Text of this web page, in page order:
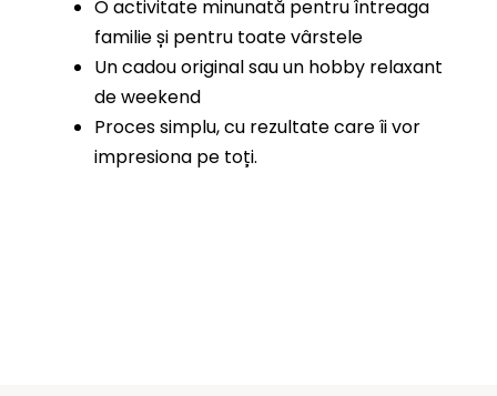
O activitate minunată pentru întreaga
familie și pentru toate vârstele
Un cadou original sau un hobby relaxant
de weekend
Proces simplu, cu rezultate care îi vor
impresiona pe toți.